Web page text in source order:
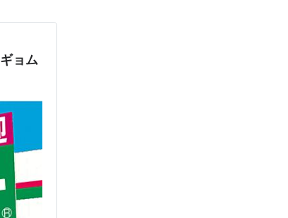
ョム